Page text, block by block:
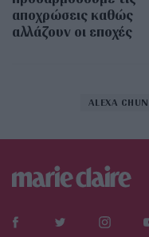
αποχρώσεις καθώς
αλλάζουν οι εποχές
ALEXA